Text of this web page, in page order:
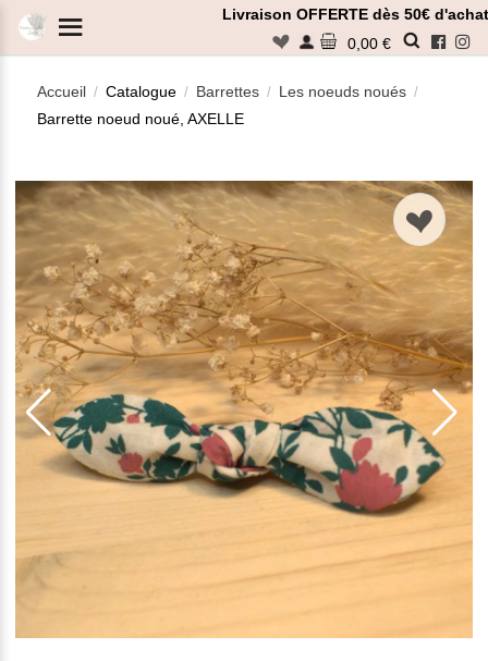
Livraison OFFERTE dès 50€
n 0,00 €
Rechercher
Accueil / Catalogue / Barrettes / Les noeuds noués /
Barrette noeud noué, AXELLE
n
Panneau de gestion des cookies